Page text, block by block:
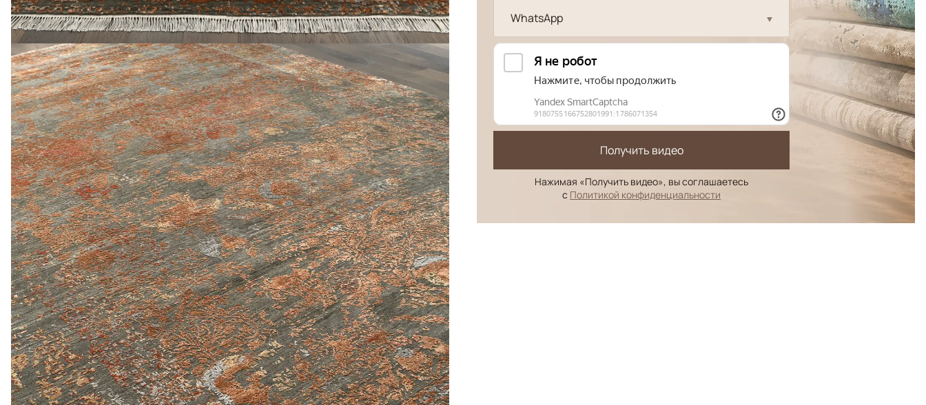
WhatsApp
Получить видео
Нажимая «Получить видео», вы соглашаетесь
с Политикой конфиденциальности